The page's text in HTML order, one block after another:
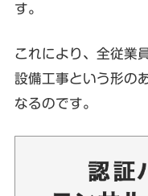
す。
これにより、全従業
設備工事という形の
なるのです。